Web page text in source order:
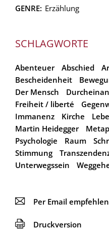
GENRE: Erzählung
SCHLAGWORTE
Abenteuer Abschied
Bescheidenheit
Der Mensch
Freiheit / liberté
Immanenz
Kirche
Martin Heidegger
Psychologie
Raum
Stimmung
Unterwegssein
📧 Per Email empfehlen
🖨 Druckversion